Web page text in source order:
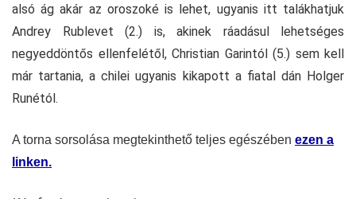
alsó ág akár az oroszoké is lehet, ugyanis itt talákhatjuk
Andrey Rublevet (2.) is, akinek ráadásul lehetséges
negyeddöntős ellenfelétől, Christian Garintól (5.) sem kell
már tartania, a chilei ugyanis kikapott a fiatal dán Holger
Runétól.
A torna sorsolása megtekinthető teljes egészében ezen a
linken.